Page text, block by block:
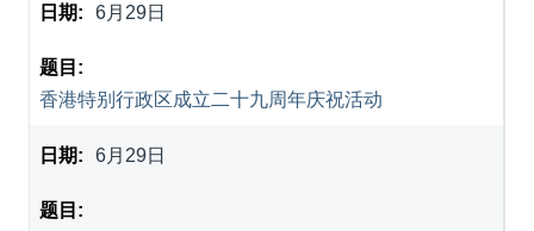
6月29日
香港特别行政区成立二十九周年庆祝活动
6月29日